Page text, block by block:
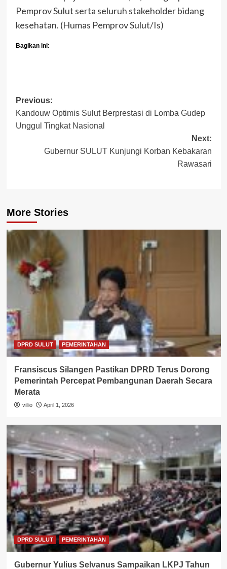
Pemprov Sulut serta seluruh stakeholder bidang
kesehatan. (Humas Pemprov Sulut/Is)
Bagikan ini:
Post
navigation
Previous:
Kandouw Optimis Sulut Berprestasi di Lomba Gudep
Unggul Tingkat Nasional
Next:
Gubernur SULUT Kunjungi Korban Kebakaran
Rawasari
More Stories
DPRD SULUT PEMERINTAHAN
Fransiscus Silangen Pastikan DPRD Terus Dorong
Pemerintah Percepat Pembangunan Daerah Secara
Merata
villio April 1, 2026
DPRD SULUT PEMERINTAHAN
Gubernur Yulius Selvanus Sampaikan LKPJ Tahun